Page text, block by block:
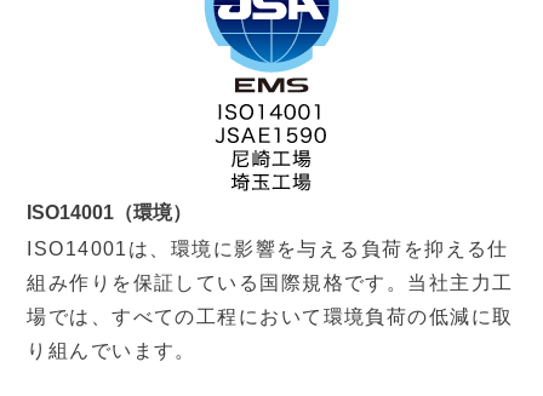
ISO14001（環境）
ISO14001は、環境に影響を与える負荷を抑える仕
組み作りを保証している国際規格です。当社主力工
場では、すべての工程において環境負荷の低減に取
り組んでいます。